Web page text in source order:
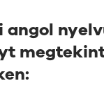
angol